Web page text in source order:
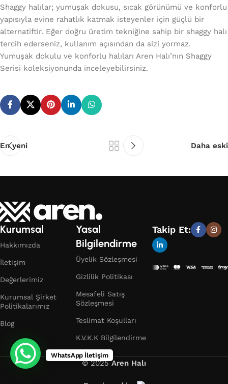
Shaggy halılar; yumuşak dokusu, sıcak görünümü ve konforlu
yapısıyla evine rahatlık katmak isteyenler için güçlü bir
alternatiftir. Eğer doğru üretim tekniğine sahip bir shaggy halı
tercih ederseniz, kullanım açısından da sizi yormaz.
Yumuşak dokulu ve konforlu halıları Aren Halı’nın Shaggy
Serisi koleksiyonunda inceleyebilirsiniz.
En yeni Daha eski
Kurumsal
Hakkımızda
İletişim
Değerlerimiz
Kurumsal Şirket
Politikalarımız
Blog
Yasal
Bilgilendirme
Üyelik Sözleşmesi
Gizlilik Politikası
Mesafeli Satış
Sözleşmesi
Teslimat Koşulları
K.V.K.K Bilgilendirme
Takip Et:
© 2025Aren Halı
WhatsApp İletişim